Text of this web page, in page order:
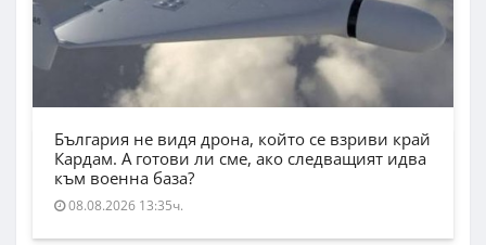
България не видя дрона, който се взриви край
Кардам. А готови ли сме, ако следващият идва
към военна база?
08.08.2026 13:35ч.